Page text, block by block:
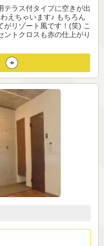
テラス付タイプに空きが出
えちゃいます♪ もちろん
リゾート風です！(笑) こ
トクロスも赤の仕上がり